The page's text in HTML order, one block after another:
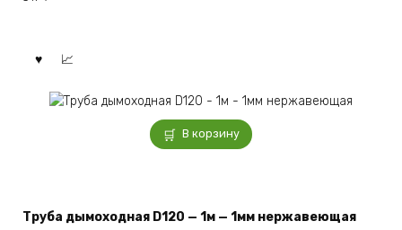
В корзину
Труба дымоходная D120 — 1м — 1мм нержавеющая